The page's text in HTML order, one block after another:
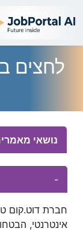
לחצים
Body
נושאי
-
חברת דוט.קום
אינטרנטי,